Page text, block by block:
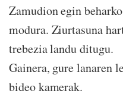
Zamudion egin
modura. Ziurtasuna
trebezia landu ditugu.
Gainera, gure lanaren
bideo kamerak.